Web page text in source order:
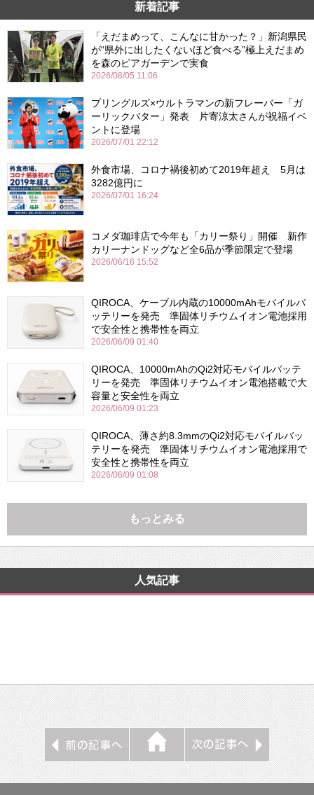
新着記事
「えだまめって、こんなに甘かった？」新潟県民
が“県外に出したくないほど食べる”極上えだまめ
を森のビアガーデンで実食
2026/08/05 11:06
プリングルズ×ウルトラマンの新フレーバー「ガ
ーリックバター」発表 片寄涼太さんが祝福イベ
ントに登場
2026/07/01 22:12
外食市場、コロナ禍後初めて2019年超え 5月は
3282億円に
2026/07/01 16:24
コメダ珈琲店で今年も「カリー祭り」開催 新作
カリーナンドッグなど全6品が季節限定で登場
2026/06/16 15:52
QIROCA、ケーブル内蔵の10000mAhモバイルバ
ッテリーを発売 準固体リチウムイオン電池採用
で安全性と携帯性を両立
2026/06/09 01:40
QIROCA、10000mAhのQi2対応モバイルバッテ
リーを発売 準固体リチウムイオン電池搭載で大
容量と安全性を両立
2026/06/09 01:23
QIROCA、薄さ約8.3mmのQi2対応モバイルバッ
テリーを発売 準固体リチウムイオン電池採用で
安全性と携帯性を両立
2026/06/09 01:08
もっとみる
人気記事